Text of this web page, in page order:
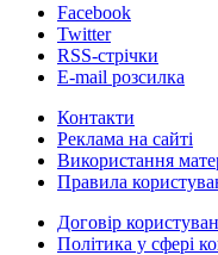
Facebook
Twitter
RSS-стрічки
E-mail розсилка
Контакти
Реклама на сайті
Використання
Правила
Договір
Політика у сфері